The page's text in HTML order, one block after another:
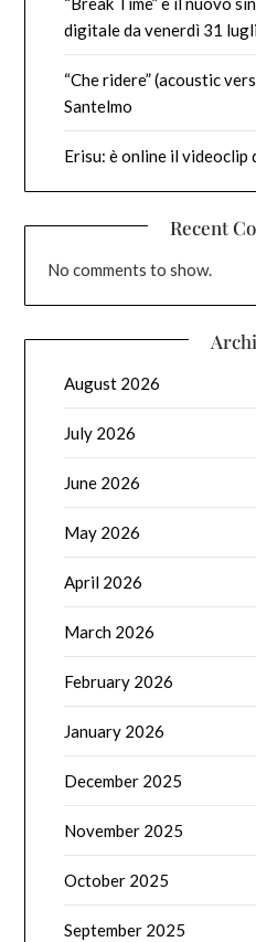
digitale da venerdì 31
“Che ridere” (acoustic
Santelmo
Erisu: è online il videoclip
Recent
No comments to show.
August 2026
July 2026
June 2026
May 2026
April 2026
March 2026
February 2026
January 2026
December 2025
November 2025
October 2025
September 2025